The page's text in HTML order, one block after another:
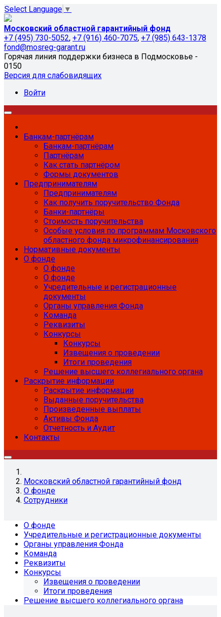
Select Language ▼
Московский областной гарантийный фонд
+7 (495) 730-5052, +7 (916) 460-7075, +7 (985) 643-1378
fond@mosreg-garant.ru
Горячая линия поддержки бизнеса в Подмосковье -
0150
Версия для слабовидящих
Войти
Банкам-партнёрам
Банкам-партнёрам
Партнёрам
Как стать партнёром
Формы документов
Предпринимателям
Предпринимателям
Как получить поручительство Фонда
Банки-партнёры
Стоимость поручительства
Особые условия по программам Московского
областного фонда микрофинансирования
Нормативные документы
О фонде
О фонде
О фонде
Учредительные и регистрационные
документы
Органы управления Фонда
Команда
Реквизиты
Конкурсы
Конкурсы
Извещения о проведении
Итоги проведения
Решение высшего коллегиального органа
Раскрытие информации
Раскрытие информации
Выданные поручительства
Произведенные выплаты
Активы Фонда
Отчетность и Аудит
Контакты
Московский областной гарантийный фонд
О фонде
Сотрудники
О фонде
Учредительные и регистрационные документы
Органы управления Фонда
Команда
Реквизиты
Конкурсы
Извещения о проведении
Итоги проведения
Решение высшего коллегиального органа